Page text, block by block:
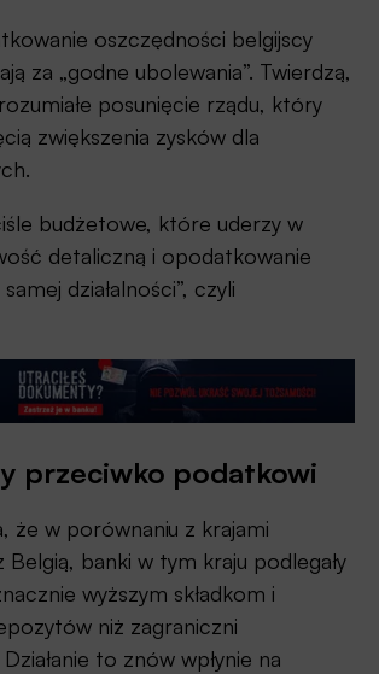
oszczędności belgijscy
za „godne ubolewania”. Twierdzą,
posunięcie rządu, który
zwiększenia zysków dla
budżetowe, które uderzy w
detaliczną i opodatkowanie
działalności”, czyli
przeciwko podatkowi
że w porównaniu z krajami
Belgią, banki w tym kraju podlegały
wyższym składkom i
niż zagraniczni
to znów wpłynie na